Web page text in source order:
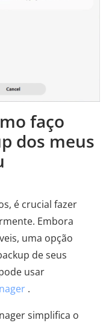
faço
dos meus
é crucial fazer
Embora
uma opção
de seus
usar
.
simplifica o